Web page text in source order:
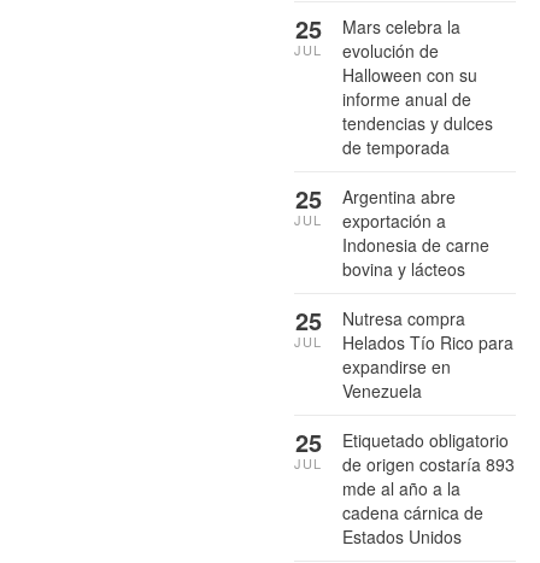
Mars celebra la
evolución de
Halloween con su
informe anual de
tendencias y dulces
de temporada
25
JUL
Argentina abre
exportación a
Indonesia de carne
bovina y lácteos
25
JUL
Nutresa compra
Helados Tío Rico para
expandirse en
Venezuela
25
JUL
Etiquetado obligatorio
de origen costaría 893
mde al año a la
cadena cárnica de
Estados Unidos
25
JUL